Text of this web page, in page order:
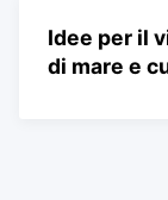
Idee per il
di mare e